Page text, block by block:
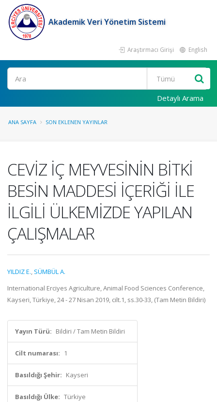
Akademik Veri Yönetim Sistemi
Araştırmacı Girişi English
Ara
Detaylı Arama
ANA SAYFA SON EKLENEN YAYINLAR
CEVİZ İÇ MEYVESİNİN BİTKİ
BESİN MADDESİ İÇERİĞİ İLE
İLGİLİ ÜLKEMİZDE YAPILAN
ÇALIŞMALAR
YILDIZ E., SÜMBÜL A.
International Erciyes Agriculture, Animal Food Sciences Conference,
Kayseri, Türkiye, 24 - 27 Nisan 2019, cilt.1, ss.30-33, (Tam Metin Bildiri)
Yayın Türü: Bildiri / Tam Metin Bildiri
Cilt numarası: 1
Basıldığı Şehir: Kayseri
Basıldığı Ülke: Türkiye